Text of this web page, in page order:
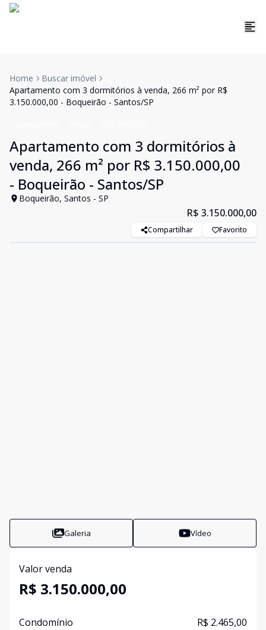
Home
Buscar imóvel
Apartamento com 3 dormitórios à venda, 266 m² por R$
3.150.000,00 - Boqueirão - Santos/SP
Apartamento com 3 dormitórios à
venda, 266 m² por R$ 3.150.000,00
- Boqueirão - Santos/SP
Boqueirão, Santos - SP
R$ 3.150.000,00
Compartilhar Favorito
Galeria Vídeo
Valor venda
R$ 3.150.000,00
Condomínio R$ 2.465,00